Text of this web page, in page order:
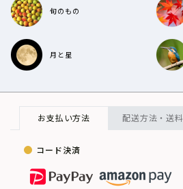
旬のもの
月と星
お支払い方法 配送方法・送料
コード決済